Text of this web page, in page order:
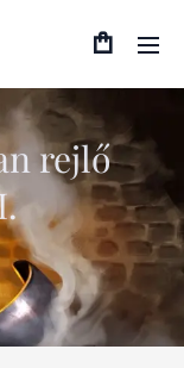
rejlő